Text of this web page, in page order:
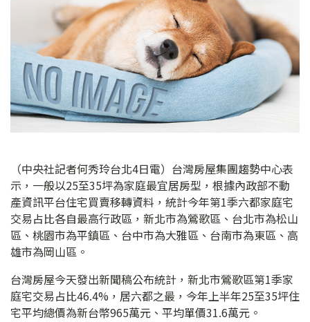
（中央社記者何秀玲台北4日電）台灣房屋集團趨勢中心表
示，一般以25至35坪為家庭最宜居房型，根據內政部不動
產資訊平台住宅買賣移轉資料，統計今年第1季六都家庭宅
交易占比各自最高行政區，新北市為鶯歌區、台北市為松山
區、桃園市為平鎮區、台中市為大雅區、台南市為東區、高
雄市為岡山區。
台灣房屋今天發出新聞稿公布統計，新北市鶯歌區第1季家
庭宅交易占比46.4%，居六都之最，今年上半年25至35坪住
宅平均總價為新台幣965萬元、平均單價31.6萬元。